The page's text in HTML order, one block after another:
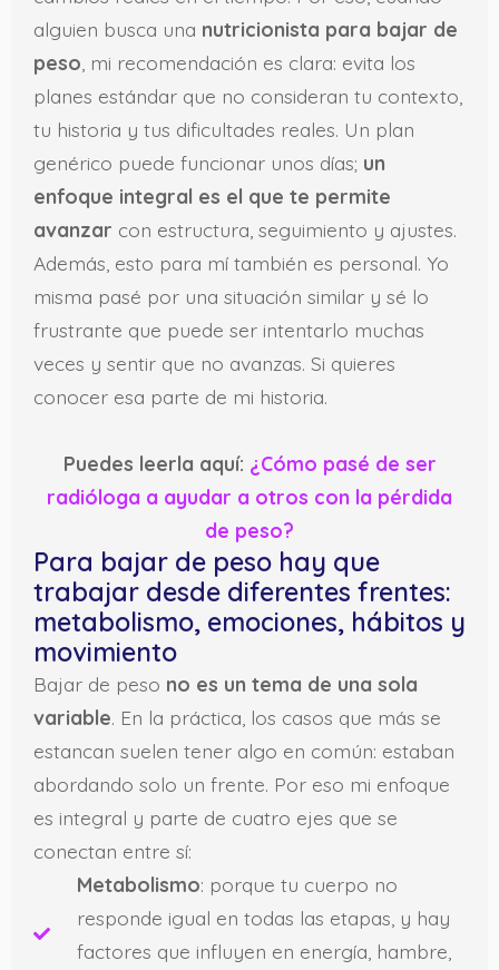
alguien busca una nutricionista para bajar de
peso , mi recomendación es clara: evita los
planes estándar que no consideran tu contexto,
tu historia y tus dificultades reales. Un plan
genérico puede funcionar unos días; un
enfoque integral es el que te permite
avanzar con estructura, seguimiento y ajustes.
Además, esto para mí también es personal. Yo
misma pasé por una situación similar y sé lo
frustrante que puede ser intentarlo muchas
veces y sentir que no avanzas. Si quieres
conocer esa parte de mi historia.
Puedes leerla aquí: ¿Cómo pasé de ser
radióloga a ayudar a otros con la pérdida
de peso?
Para bajar de peso hay que
trabajar desde diferentes frentes:
metabolismo, emociones, hábitos y
movimiento
Bajar de peso no es un tema de una sola
variable. En la práctica, los casos que más se
estancan suelen tener algo en común: estaban
abordando solo un frente. Por eso mi enfoque
es integral y parte de cuatro ejes que se
conectan entre sí:
Metabolismo: porque tu cuerpo no
responde igual en todas las etapas, y hay
factores que influyen en energía, hambre,